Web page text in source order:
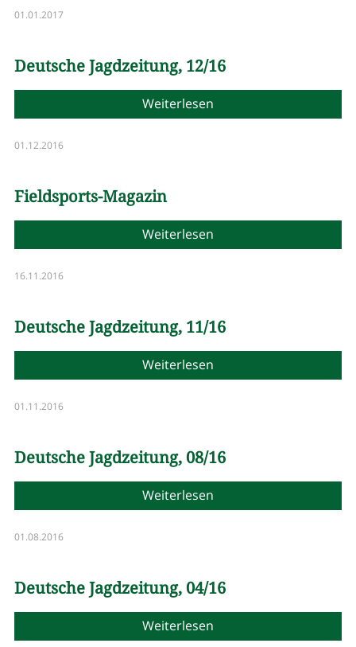
01.01.2017
Deutsche Jagdzeitung, 12/16
Weiterlesen
01.12.2016
Fieldsports-Magazin
Weiterlesen
16.11.2016
Deutsche Jagdzeitung, 11/16
Weiterlesen
01.11.2016
Deutsche Jagdzeitung, 08/16
Weiterlesen
01.08.2016
Deutsche Jagdzeitung, 04/16
Weiterlesen